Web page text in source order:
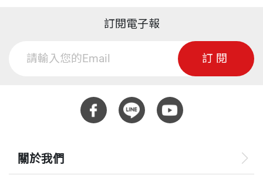
美國西雅圖華盛頓大學比較文學碩士。曾獲誠品好讀
報告2006年度最佳翻譯人、2007年金鼎獎最佳翻譯
人獎、2008年吳大猷科普翻譯銀籤獎。譯作繁多，包
括《賈伯斯傳》、《你要如何衡量你的人生？》、
《旁觀者》、《謝謝你遲到了》等數十冊。
訂閱電子報
訂閱
關於我們